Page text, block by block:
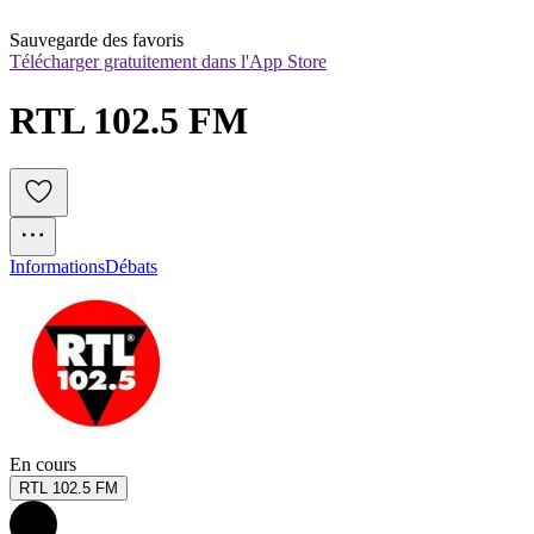
Sauvegarde des favoris
Télécharger gratuitement dans l'App Store
RTL 102.5 FM
InformationsDébats
En cours
RTL 102.5 FM